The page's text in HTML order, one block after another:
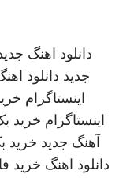
دانلود اهنگ
جدید دانلود
اینستاگرام
اینستاگرام خرید
آهنگ جدید خرید
دانلود اهنگ خرید